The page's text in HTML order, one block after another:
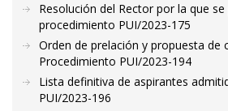
Resolución del Rector por la que
procedimiento PUI/2023-175
Orden de prelación y propuesta de
Procedimiento PUI/2023-194
Lista definitiva de aspirantes
PUI/2023-196